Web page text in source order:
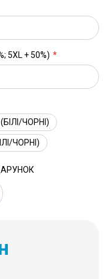
5XL + 50%)
ЧОРНІ)
ЧОРНІ)